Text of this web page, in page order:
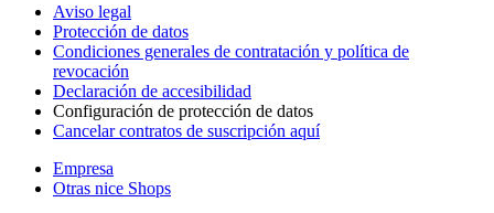
Aviso legal
Protección de datos
Condiciones generales de contratación y política de
revocación
Declaración de accesibilidad
Configuración de protección de datos
Cancelar contratos de suscripción aquí
Empresa
Otras nice Shops